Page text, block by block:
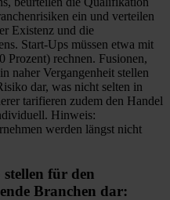
ein und verteilen
Existenz und die
Start-Ups müssen etwa mit
Prozent) rechnen. Fusionen,
naher Vergangenheit stellen
dar, was nicht selten in
tarifieren zudem den Handel
Hinweis:
werden längst nicht
stellen für den
Branchen dar: